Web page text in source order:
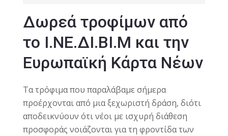
Δωρεά τροφίμων από
το Ι.ΝΕ.ΔΙ.ΒΙ.Μ και την
Ευρωπαϊκή Κάρτα Νέων
Τα τρόφιμα που παραλάβαμε σήμερα
προέρχονται από μια ξεχωριστή δράση, διότι
αποδεικνύουν ότι νέοι με ισχυρή διάθεση
προσφοράς νοιάζονται για τη φροντίδα των